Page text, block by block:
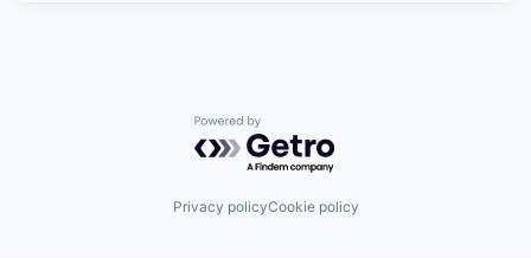
Powered by Getro.com
Privacy policyCookie policy